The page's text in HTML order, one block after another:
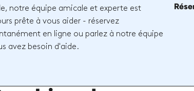
notre équipe amicale et experte est
prête à vous aider - réservez
en ligne ou parlez à notre équipe
avez besoin d'aide.